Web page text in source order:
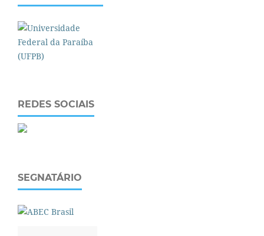
REDES SOCIAIS
SEGNATÁRIO